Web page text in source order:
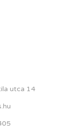
utca 14